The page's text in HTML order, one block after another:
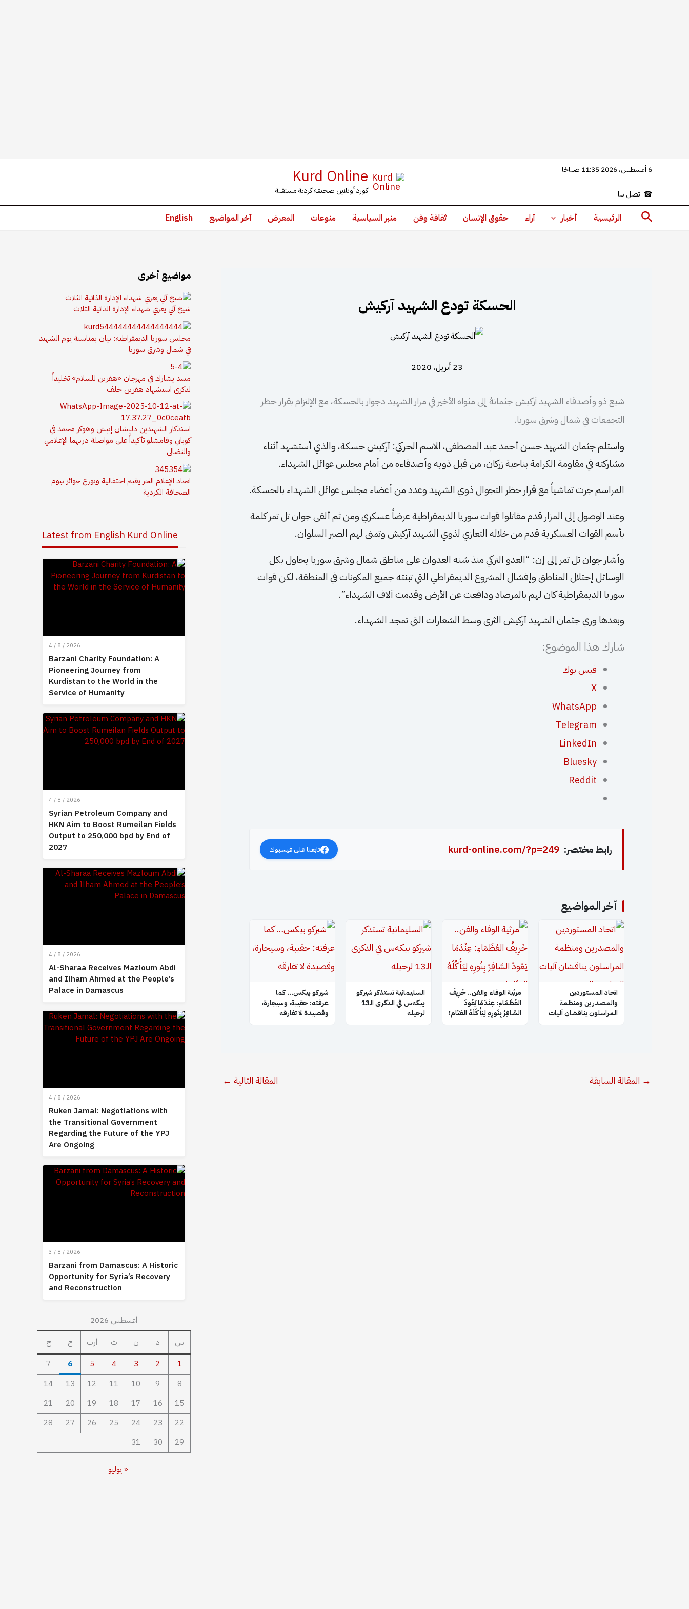
المحتوى
6 أغسطس، 2026 11:35 صباحًا
☎ اتصل بنا
Kurd Online
كورد أونلاين صحيفة كردية مستقلة
البحث الرئيسية أخبار آراء حقوق الإنسان ثقافة وفن منبر السياسية منوعات المعرض آخر المواضيع English
الحسكة تودع الشهيد آركيش
23 أبريل، 2020
​​​​​​​شيع ذو وأصدقاء الشهيد آركيش جثمانهُ إلى مثواه الأخير في مزار الشهيد دجوار بالحسكة، مع الإلتزام بقرار حظر
التجمعات في شمال وشرق سوريا.
واستلم جثمان الشهيد حسن أحمد عبد المصطفى، الاسم الحركي: آركيش حسكة، والذي أستشهد أثناء
مشاركته في مقاومة الكرامة بناحية زركان، من قبل ذويه وأصدقاءه من أمام مجلس عوائل الشهداء.
المراسم جرت تماشياً مع قرار حظر التجوال ذوي الشهيد وعدد من أعضاء مجلس عوائل الشهداء بالحسكة.
وعند الوصول إلى المزار قدم مقاتلوا قوات سوريا الديمقراطية عرضاً عسكري ومن ثم ألقى جوان تل تمر كلمة
بأسم القوات العسكرية قدم من خلاله التعازي لذوي الشهيد آركيش وتمنى لهم الصبر السلوان.
وأشار جوان تل تمر إلى إن: “العدو التركي منذ شنه العدوان على مناطق شمال وشرق سوريا يحاول بكل
الوسائل إحتلال المناطق وإفشال المشروع الديمقراطي التي تبنته جميع المكونات في المنطقة، لكن قوات
سوريا الديمقراطية كان لهم بالمرصاد ودافعت عن الأرض وقدمت آلاف الشهداء”.
وبعدها وري جثمان الشهيد آركيش الثرى وسط الشعارات التي تمجد الشهداء.
شارك هذا الموضوع:
فيس بوك
X
WhatsApp
Telegram
LinkedIn
Bluesky
Reddit
رابط مختصر: kurd-online.com/?p=249 تابعنا على فيسبوك
آخر المواضيع
اتحاد المستوردين
والمصدرين ومنظمة
المراسلون يناقشان آليات
​مرثية الوفاء والفن.. خَرِيفُ
العُظَمَاءِ: عِنْدَمَا يَعُودُ
السَّافِرُ بِنُورِهِ لِيَأْكُلَهُ العَتَام!
السليمانية تستذكر شيركو
بيكه‌س في الذكرى الـ13
لرحيله
شيركو بيكس… كما
عرفته: حقيبة، وسيجارة،
وقصيدة لا تفارقه
→ المقالة السابقة المقالة التالية ←
مواضيع أخرى
شيخ آلي يعزي شهداء الإدارة الذاتية الثلاث
مجلس سوريا الديمقراطية: بيان بمناسبة يوم الشهيد
في شمال وشرق سوريا
مسد يشارك في مهرجان «هفرين للسلام» تخليداً
لذكرى استشهاد هفرين خلف
استذكار الشهيدين دليشان إيبش وهوكر محمد في
كوباني وقامشلو تأكيداً على مواصلة دربهما الإعلامي
والنضالي
اتحاد الإعلام الحر يقيم احتفالية ويوزع جوائز بيوم
الصحافة الكردية
Latest from English Kurd Online
4 / 8 / 2026
Barzani Charity Foundation: A
Pioneering Journey from
Kurdistan to the World in the
Service of Humanity
4 / 8 / 2026
Syrian Petroleum Company and
HKN Aim to Boost Rumeilan Fields
Output to 250,000 bpd by End of
2027
4 / 8 / 2026
Al-Sharaa Receives Mazloum Abdi
and Ilham Ahmed at the People’s
Palace in Damascus
4 / 8 / 2026
Ruken Jamal: Negotiations with
the Transitional Government
Regarding the Future of the YPJ
Are Ongoing
3 / 8 / 2026
Barzani from Damascus: A Historic
Opportunity for Syria’s Recovery
and Reconstruction
أغسطس 2026
س
د ن ث أرب خ
ج
1
2
3
4
5
6
7
8
9
10
11
12
13
14
15
16
17
18
19
20
21
22
23
24
25
26
27
28
29
30
31
« يوليو